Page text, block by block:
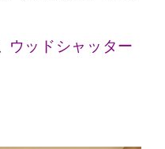
ウッドシャッター